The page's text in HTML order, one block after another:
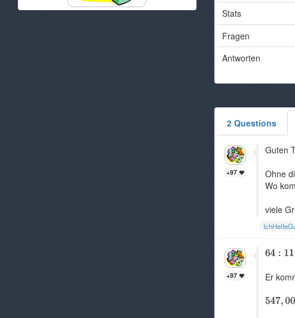
Stats
Fragen
Antworten
2 Questions
+97
Guten
Ohne
Wo
viele
+97 Er